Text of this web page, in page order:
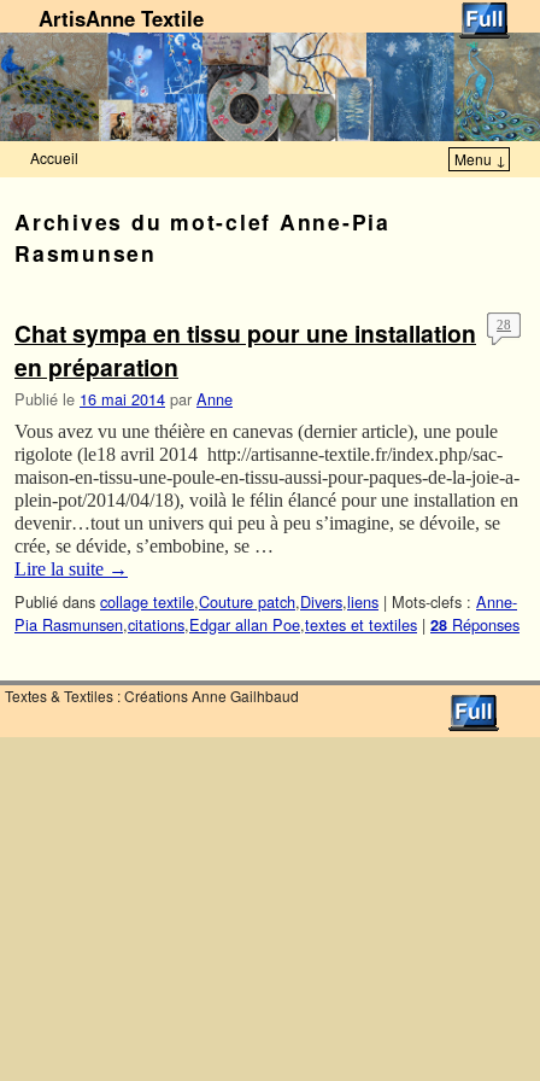
ArtisAnne Textile
Accueil Menu ↓
Archives du mot-clef Anne-Pia
Rasmunsen
Chat sympa en tissu pour une installation
en préparation
Publié le 16 mai 2014 par Anne
28
Vous avez vu une théière en canevas (dernier article), une poule
rigolote (le18 avril 2014 http://artisanne-textile.fr/index.php/sac-
maison-en-tissu-une-poule-en-tissu-aussi-pour-paques-de-la-joie-a-
plein-pot/2014/04/18), voilà le félin élancé pour une installation en
devenir…tout un univers qui peu à peu s’imagine, se dévoile, se
crée, se dévide, s’embobine, se …
Lire la suite →
Publié dans collage textile,Couture patch,Divers,liens | Mots-clefs : Anne-
Pia Rasmunsen,citations,Edgar allan Poe,textes et textiles | 28 Réponses
Textes & Textiles : Créations Anne Gailhbaud